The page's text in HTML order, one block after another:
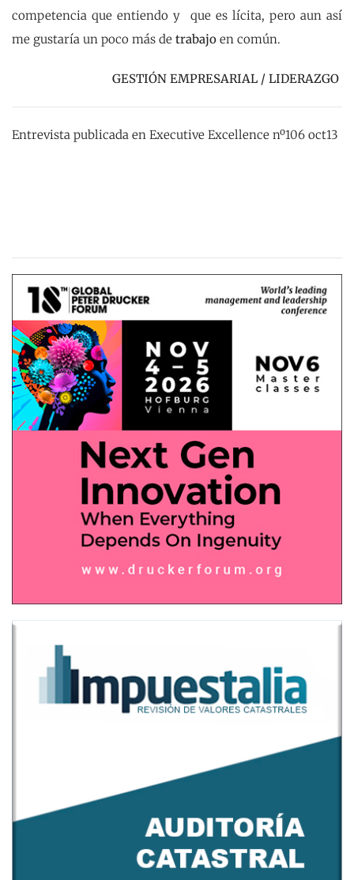
competencia que entiendo y que es lícita, pero aun así
me gustaría un poco más de trabajo en común.
GESTIÓN EMPRESARIAL / LIDERAZGO
Entrevista publicada en Executive Excellence nº106 oct13